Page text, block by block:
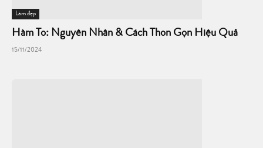
Làm đẹp
Hàm To: Nguyên Nhân & Cách Thon Gọn Hiệu Quả
15/11/2024